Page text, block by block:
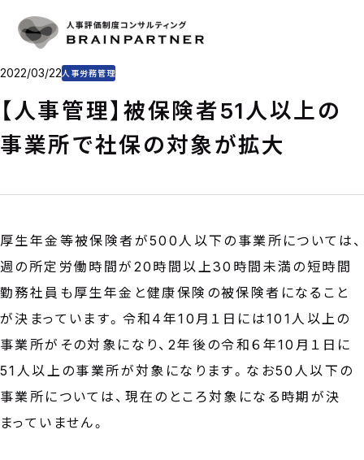
SERVICE
人事評価・目標管理の重要性とアプローチ
人事評価制度の仕組み作り
目標管理制度の仕組み作り
制度運用を支援
導入事例
プラン・料金
コンサルタント
CONSULTANT
コラム
COLUMN
CONTACT
お電話をご利用の方
03-6325-1715
受付時間 10:00〜18:00（土日祝日定休）
お問い合わせフォーム
2022/03/22人事労務管理
【人事管理】被保険者51人以上の
事業所で社保の対象が拡大
厚生年金等被保険者が500人以下の事業所については、
週の所定労働時間が20時間以上30時間未満の短時間
勤務社員も厚生年金と健康保険の被保険者になること
が決まっています。令和4年10月１日には101人以上の
事業所がその対象になり、2年後の令和６年10月１日に
51人以上の事業所が対象になります。なお50人以下の
事業所については、現在のところ対象になる時期が決
まっていません。